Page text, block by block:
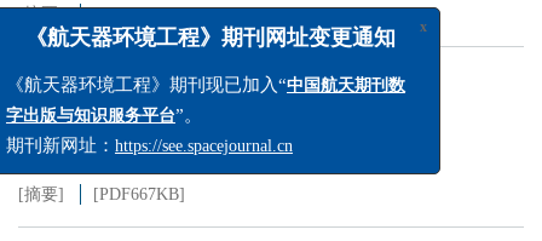
[摘要]
[PDF1476KB]
基于弹丸直径和速度的靶板击穿判据
安凯, 李向阳
2013, 30(5): 462-466.
[摘要]
[PDF667KB]
《航天器环境工程》期刊网址变更通知
字出版与知识服务平台 ”。
期刊新网址：https://see.spacejournal.cn